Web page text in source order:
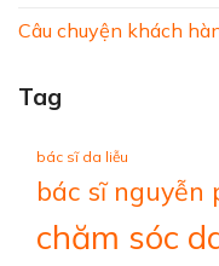
Câu chuyện khách
Tag
bác sĩ da liễu
bác sĩ nguyễn
chăm sóc